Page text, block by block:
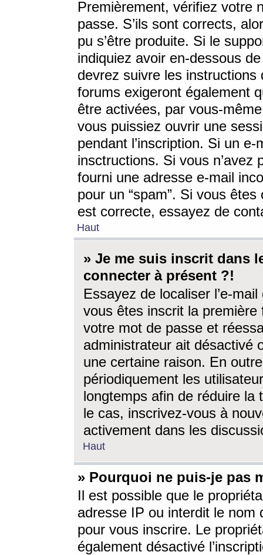
Premièrement, vérifiez votre
passe. S’ils sont corrects,
pu s’être produite. Si le
indiquiez avoir en-dessous
devrez suivre les
forums exigeront également
être activées, par vous-
vous puissiez ouvrir une
pendant l’inscription. Si un
insctructions. Si vous n’avez
fourni une adresse e-mail
pour un “spam”. Si vous
est correcte, essayez de
Haut
» Je me suis inscrit dans
connecter à présent ?!
Essayez de localiser l’e-
vous êtes inscrit la première
votre mot de passe et
administrateur ait désactivé
une certaine raison. En
périodiquement les
longtemps afin de réduire la
le cas, inscrivez-vous à
activement dans les
Haut
» Pourquoi ne puis-je pas
Il est possible que le
adresse IP ou interdit le nom
pour vous inscrire. Le
également désactivé